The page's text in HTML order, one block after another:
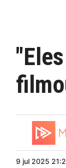
9 jul 2025